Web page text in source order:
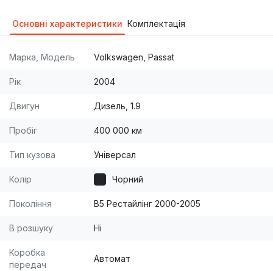
Основні характеристики Комплектація
Марка, Модель Volkswagen, Passat
Рік 2004
Двигун Дизель, 1.9
Пробіг 400 000 км
Тип кузова Універсал
Колір Чорний
Покоління B5 Рестайлінг 2000-2005
В розшуку Ні
Коробка
передач
Автомат